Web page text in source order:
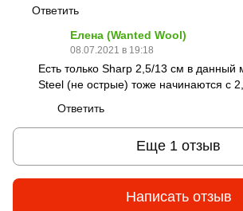
Ответить
Елена (Wanted Wool)
08.07.2021 в 19:18
Есть только Sharp 2,5/13 см в данный
Steel (не острые) тоже начинаются с
Ответить
Еще 1 отзыв
Написать отзыв